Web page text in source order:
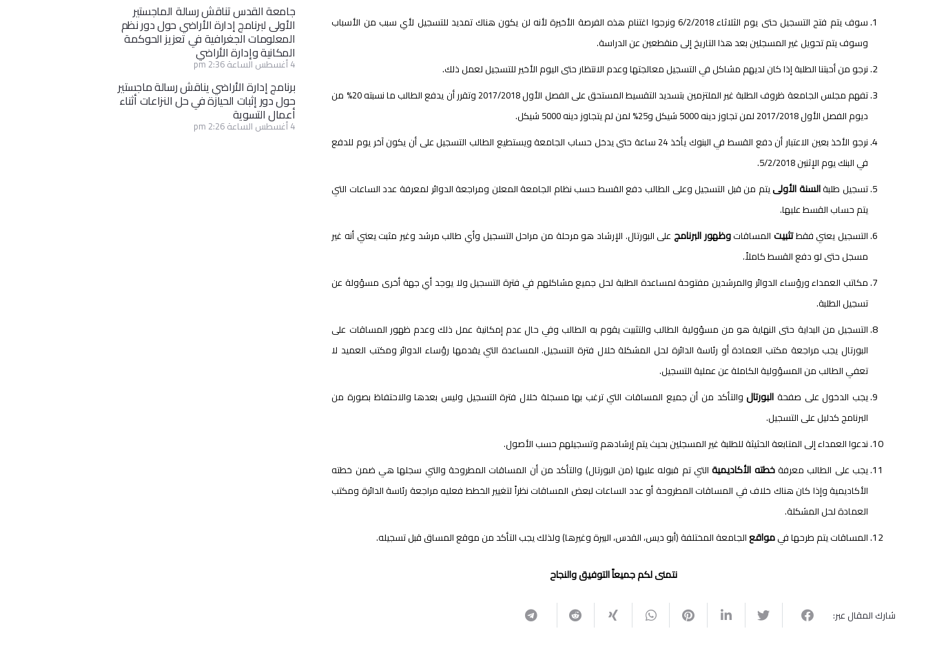
سوف يتم فتح التسجيل حتى يوم الثلاثاء 6/2/2018 ونرجوا اغتنام هذه الفرصة الأخيرة لأنه لن يكون هناك تمديد للتسجيل لأي سبب من الأسباب
وسوف يتم تحويل غير المسجلين بعد هذا التاريخ إلى منقطعين عن الدراسة.
نرجو من أحبتنا الطلبة إذا كان لديهم مشاكل في التسجيل معالجتها وعدم الانتظار حتى اليوم الأخير للتسجيل لعمل ذلك.
تفهم مجلس الجامعة ظروف الطلبة غير الملتزمين بتسديد التقسيط المستحق على الفصل الأول 2017/2018 وتقرر أن يدفع الطالب ما نسبته 20% من
ديوم الفصل الأول 2017/2018 لمن تجاوز دينه 5000 شيكل و25% لمن لم يتجاوز دينه 5000 شيكل.
نرجو الأخذ بعين الاعتبار أن دفع القسط في البنوك يأخذ 24 ساعة حتى يدخل حساب الجامعة ويستطيع الطالب التسجيل على أن يكون آخر يوم للدفع
في البنك يوم الإثنين 5/2/2018.
تسجيل طلبةالسنة الأولىيتم من قبل التسجيل وعلى الطالب دفع القسط حسب نظام الجامعة المعلن ومراجعة الدوائر لمعرفة عدد الساعات التي
يتم حساب القسط عليها.
التسجيل يعني فقطتثبيتالمساقاتوظهور البرنامجعلى البورتال. الإرشاد هو مرحلة من مراحل التسجيل وأي طالب مرشد وغير مثبت يعني أنه غير
مسجل حتى لو دفع القسط كاملاً.
مكاتب العمداء ورؤساء الدوائر والمرشدين مفتوحة لمساعدة الطلبة لحل جميع مشاكلهم في فترة التسجيل ولا يوجد أي جهة أخرى مسؤولة عن
تسجيل الطلبة.
التسجيل من البداية حتى النهاية هو من مسؤولية الطالب والتثبيت يقوم به الطالب وفي حال عدم إمكانية عمل ذلك وعدم ظهور المساقات على
البورتال يجب مراجعة مكتب العمادة أو رئاسة الدائرة لحل المشكلة خلال فترة التسجيل. المساعدة التي يقدمها رؤساء الدوائر ومكتب العميد لا
تعفي الطالب من المسؤولية الكاملة عن عملية التسجيل.
يجب الدخول على صفحة البورتالوالتأكد من أن جميع المساقات التي ترغب بها مسجلة خلال فترة التسجيل وليس بعدها­­ والاحتفاظ بصورة من
البرنامج كدليل على التسجيل.
ندعوا العمداء إلى المتابعة الحثيثة للطلبة غير المسجلين بحيث يتم إرشادهم وتسجيلهم حسب الأصول.
يجب على الطالب معرفةخطته الأكاديميةالتي تم قبوله عليها (من البورتال) والتأكد من أن المساقات المطروحة والتي سجلها هي ضمن خطته
الأكاديمية وإذا كان هناك خلاف في المساقات المطروحة أو عدد الساعات لبعض المساقات نظراً لتغيير الخطط فعليه مراجعة رئاسة الدائرة ومكتب
العمادة لحل المشكلة.
المساقات يتم طرحها فيمواقعالجامعة المختلفة (أبو ديس، القدس، البيرة وغيرها) ولذلك يجب التأكد من موقع المساق قبل تسجيله.
نتمنى لكم جميعاً التوفيق والنجاح
شارك المقال عبر:
جامعة القدس تناقش رسالة الماجستير
الأولى لبرنامج إدارة الأراضي حول دور نظم
المعلومات الجغرافية في تعزيز الحوكمة
المكانية وإدارة الأراضي
4 أغسطس الساعة 2:36 pm
برنامج إدارة الأراضي يناقش رسالة ماجستير
حول دور إثبات الحيازة في حل النزاعات أثناء
أعمال التسوية
4 أغسطس الساعة 2:26 pm